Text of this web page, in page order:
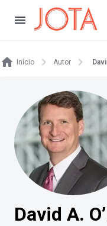
Início Autor
David A.